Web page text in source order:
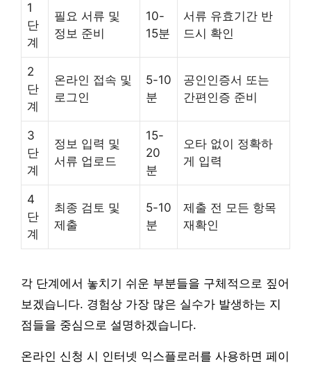
1
단
계
필요 서류 및
정보 준비
10-
15분
서류 유효기간 반
드시 확인
2
단
계
온라인 접속 및
로그인
5-10
분
공인인증서 또는
간편인증 준비
3
단
계
정보 입력 및
서류 업로드
15-
20
분
오타 없이 정확하
게 입력
4
단
계
최종 검토 및
제출
5-10
분
제출 전 모든 항목
재확인
각 단계에서 놓치기 쉬운 부분들을 구체적으로 짚어
보겠습니다. 경험상 가장 많은 실수가 발생하는 지
점들을 중심으로 설명하겠습니다.
온라인 신청 시 인터넷 익스플로러를 사용하면 페이